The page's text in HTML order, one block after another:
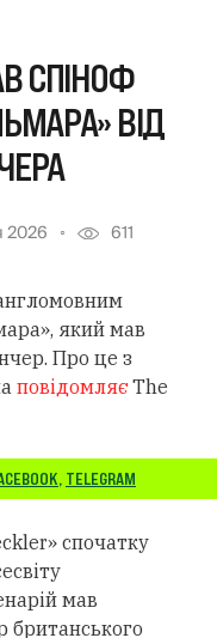
СПІНОФ
ВІД
2026 611
який мав
Про це з
повідомляєThe
, TELEGRAM
спочатку
мав
британського